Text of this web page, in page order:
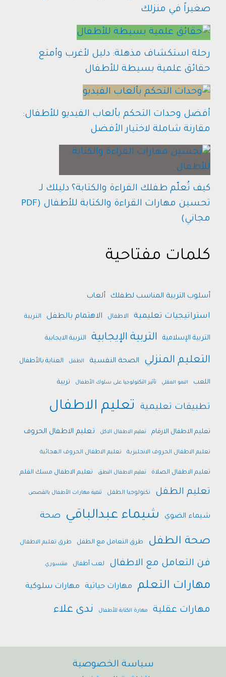
صغيراً في منزلك
رحلة استكشاف مذهلة: دليل لأغرب وأمتع
حقائق علمية بسيطة للأطفال
أفضل وحدات التحكم بألعاب الفيديو للأطفال:
مقارنة شاملة لاختيار الأفضل
كيف تُعلّم طفلك القراءة والكتابة؟ دليلك لـ
تحسين مهارات القراءة والكتابة للأطفال (PDF
مجاني)
كلمات مفتاحية
أسلوب التربية المناسب لطفلك ألعاب
استراتيجيات تعليمية الاطفال الاهتمام بالطفل التربية
التربية الإسلامية التربية الإيجابية التربية الايجابية
التعليم المنزلي الصحة النفسية الطفل العناية بالأطفال
اللعب النمو العقلي تأثير التكنولوجيا على سلوك الأطفال تربية
تطبيقات تعليمية تعليم الاطفال
تعليم الاطفال الارقام تعليم الاطفال الاكل تعليم الاطفال الحروف
تعليم الاطفال الحروف الانجليزية تعليم الاطفال الحروف الهجائية
تعليم الاطفال الصلاة تعليم الاطفال النطق تعليم الاطفال مسك القلم
تعليم الطفل تكنولوجيا الطفل تنمية مهارات الأطفال بالقصص
شيماء الضوي شيماء عبدالباقي صحة
صحة الطفل طرق التعامل مع الطفل طرق تعليم الاطفال
فن التعامل مع الاطفال لعب أطفال منتسوري
مهارات التعلم مهارات حياتية مهارات سلوكية
مهارات عقلية مهارة الكتابة للأطفال ندى علاء
سياسة الخصوصية